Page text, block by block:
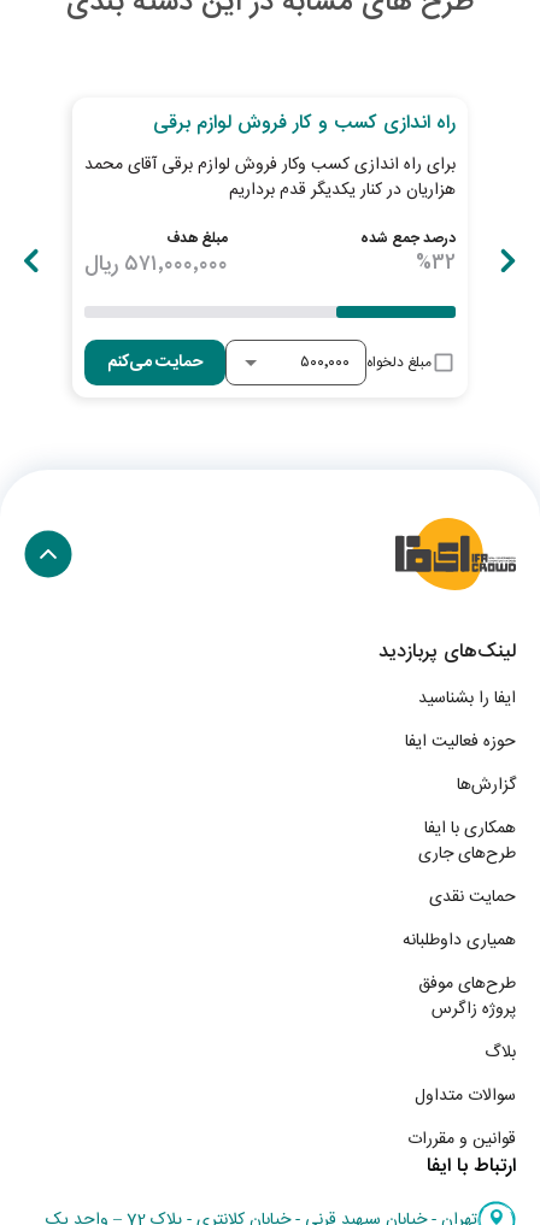
راه اندازی کسب و کار فروش لوازم برقی
برای راه اندازی کسب وکار فروش لوازم برقی آقای محمد
هزاریان در کنار یکدیگر قدم برداریم
درصد جمع شده
%32
مبلغ هدف
۵۷۱٬۰۰۰٬۰۰۰ ریال
مبلغ دلخواه حمایت می‌کنم
لینک‌های پربازدید
ایفا را بشناسید
حوزه فعالیت ایفا
گزارش‌ها
همکاری با ایفا
طرح‌های جاری
حمایت نقدی
همیاری داوطلبانه
طرح‌های موفق
پروژه زاگرس
بلاگ
سوالات متداول
قوانین و مقررات
ارتباط با ایفا